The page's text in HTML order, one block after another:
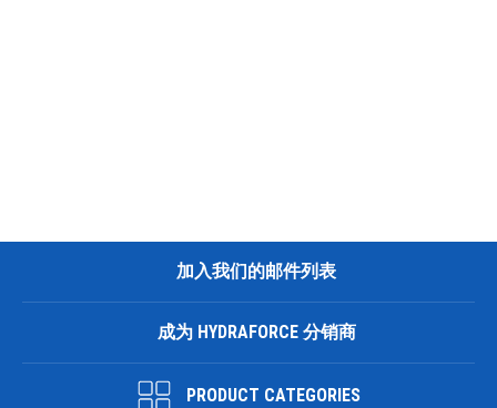
加入我们的邮件列表
成为 HYDRAFORCE 分销商
PRODUCT CATEGORIES